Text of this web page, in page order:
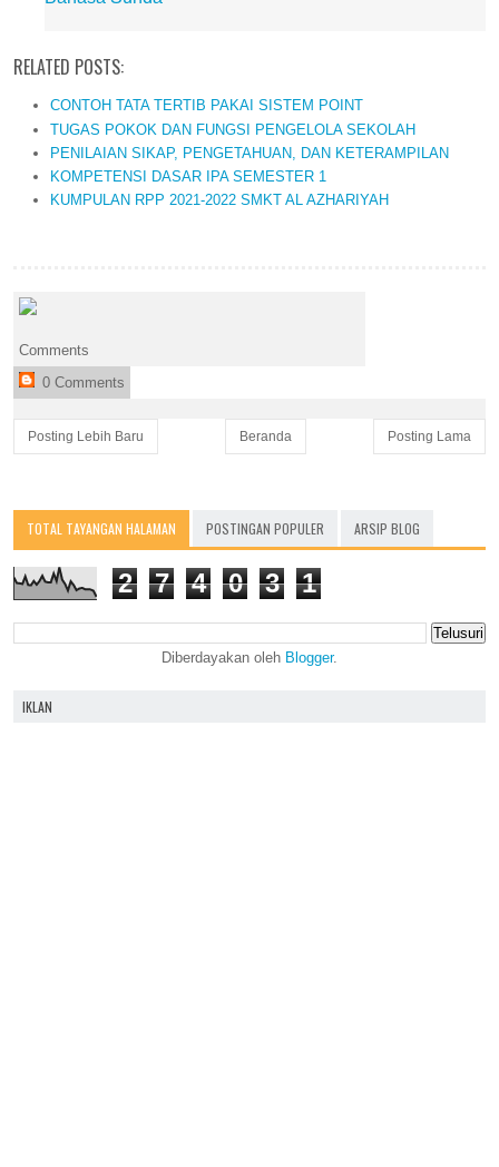
RELATED POSTS:
CONTOH TATA TERTIB PAKAI SISTEM POINT
TUGAS POKOK DAN FUNGSI PENGELOLA SEKOLAH
PENILAIAN SIKAP, PENGETAHUAN, DAN KETERAMPILAN
KOMPETENSI DASAR IPA SEMESTER 1
KUMPULAN RPP 2021-2022 SMKT AL AZHARIYAH
Comments
0 Comments
Posting Lebih Baru Posting Lama
Beranda
TOTAL TAYANGAN HALAMAN POSTINGAN POPULER ARSIP BLOG
2 7 4 0 3 1
Diberdayakan oleh Blogger.
IKLAN